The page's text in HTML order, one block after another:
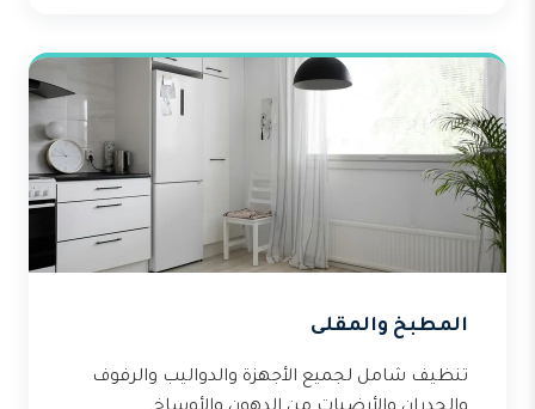
المطبخ والمقلى
تنظيف شامل لجميع الأجهزة والدواليب والرفوف